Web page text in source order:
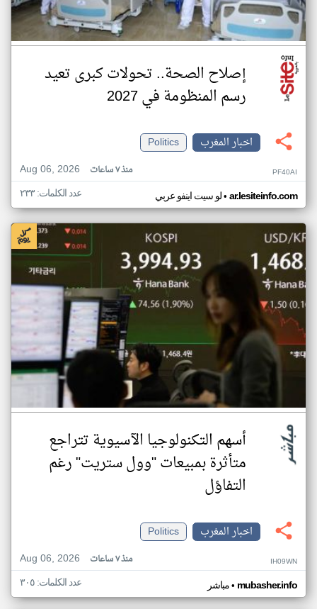
إصلاح الصحة.. تحولات كبرى تعيد
رسم المنظومة في 2027
اخبار المغرب
Politics
Aug 06, 2026
منذ ٧ ساعات PF40AI
لو سيت اينفو عربي• ar.lesiteinfo.com عدد الكلمات: ٢٣٣
أسهم التكنولوجيا الآسيوية تتراجع
متأثرة بمبيعات "وول ستريت" رغم
التفاؤل
اخبار المغرب
Politics
Aug 06, 2026
منذ ٧ ساعات IH09WN
مباشر• mubasher.info عدد الكلمات: ٣٠٥